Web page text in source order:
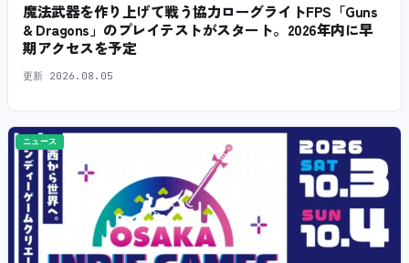
魔法武器を作り上げて戦う協力ローグライトFPS「Guns
& Dragons」のプレイテストがスタート。2026年内に早
期アクセスを予定
更新 2026.08.05
ニュース